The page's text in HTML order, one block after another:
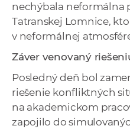
nechýbala neformálna
Tatranskej Lomnice,
v neformálnej
Záver venovaný
Posledný deň bol
riešenie konfliktných
na akademickom
zapojilo do